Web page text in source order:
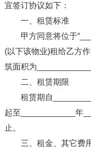
宜签订协议如下：
一、租赁标准
甲方同意将位于
(以下该物业)租给乙方
筑面积为
二、租赁期限
租赁期自
起至____________年
止。
三、租金、其它费